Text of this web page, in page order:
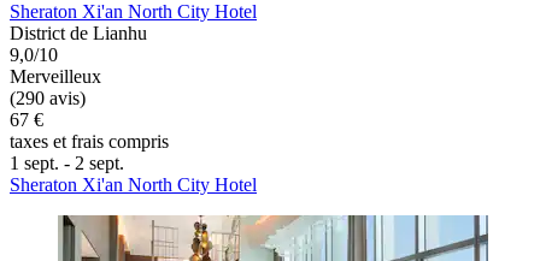
Sheraton Xi'an North City Hotel
District de Lianhu
9,0/10
Merveilleux
(290 avis)
67 €
taxes et frais compris
1 sept. - 2 sept.
Sheraton Xi'an North City Hotel